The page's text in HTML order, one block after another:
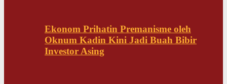
Ekonom Prihatin Premanisme oleh
Oknum Kadin Kini Jadi Buah Bibir
Investor Asing